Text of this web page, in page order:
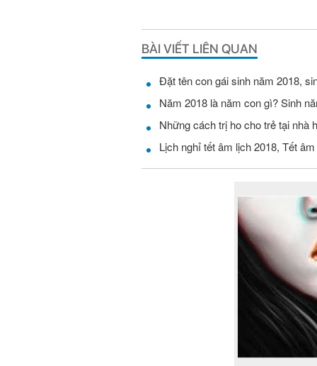
BÀI VIẾT LIÊN QUAN
Đặt tên con gái sinh năm 2018,
Năm 2018 là năm con gì? Sinh
Những cách trị ho cho trẻ tại nhà
Lịch nghỉ tết âm lịch 2018, Tết